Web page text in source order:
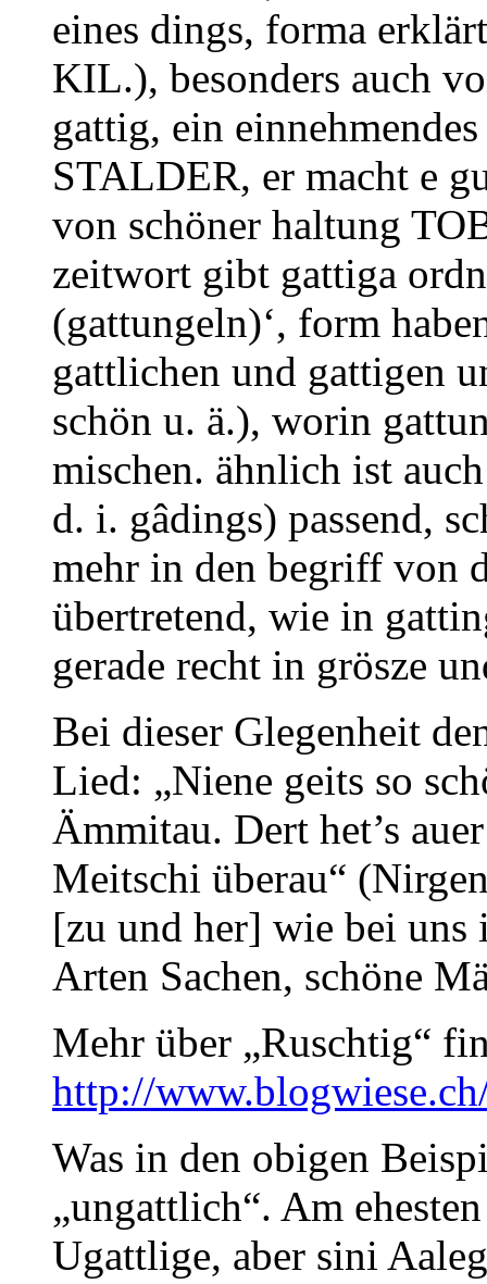
eines dings, forma
KIL.), besonders auch
gattig, ein
STALDER, er macht e
von schöner haltung
zeitwort gibt gattiga
(gattungeln)‘, form
gattlichen und gattigen
schön u. ä.), worin
mischen. ähnlich ist
d. i. gâdings) passend,
mehr in den begriff von
übertretend, wie in
gerade recht in grösze
Bei dieser Glegenheit
Lied: „Niene geits so
Ämmitau. Dert het’s
Meitschi überau“
[zu und her] wie bei uns
Arten Sachen, schöne
Mehr über „Ruschtig“
http://
Was in den obigen
„ungattlich“. Am
Ugattlige, aber sini